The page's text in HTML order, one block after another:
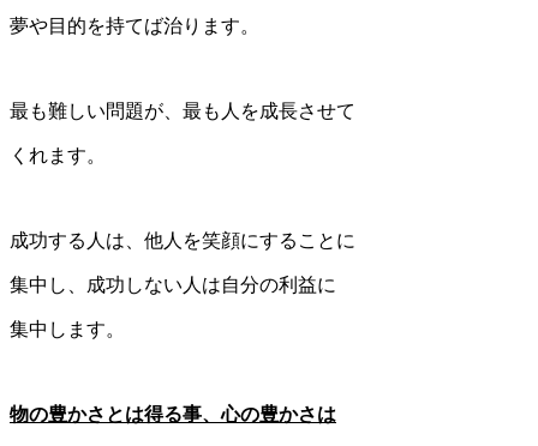
夢や目的を持てば治ります。
最も難しい問題が、最も人を成長させて
くれます。
成功する人は、他人を笑顔にすることに
集中し、成功しない人は自分の利益に
集中します。
物の豊かさとは得る事、心の豊かさは